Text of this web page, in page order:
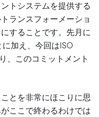
トシステムを提供する
ランスフォーメーショ
することです。先月に
加え、今回はISO
、このコミットメント
とを非常にほこりに思
ここで終わるわけでは